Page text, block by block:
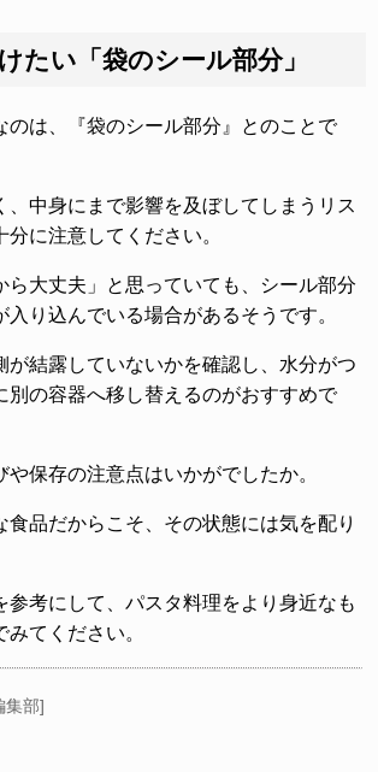
たい「袋のシール部分」
のは、『袋のシール部分』とのことで
、中身にまで影響を及ぼしてしまうリス
分に注意してください。
ら大丈夫」と思っていても、シール部分
り込んでいる場合があるそうです。
が結露していないかを確認し、水分がつ
別の容器へ移し替えるのがおすすめで
保存の注意点はいかがでしたか。
食品だからこそ、その状態には気を配り
参考にして、パスタ料理をより身近なも
てください。
集部]